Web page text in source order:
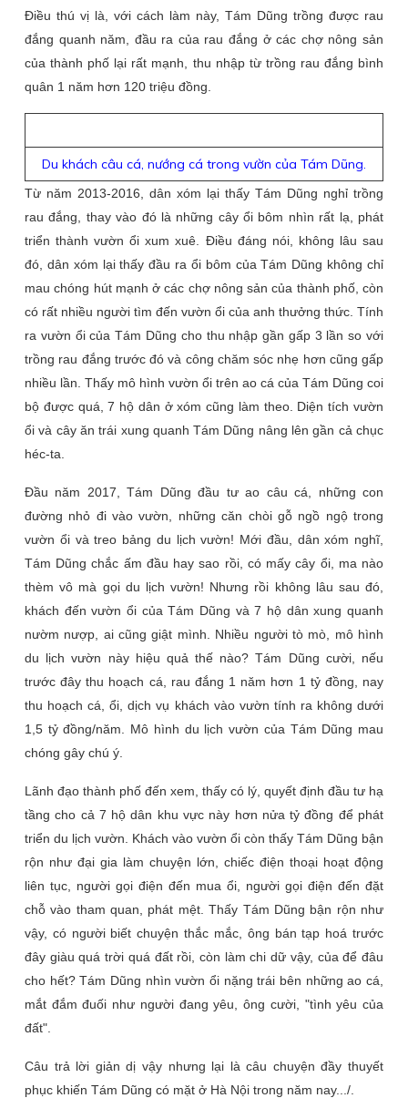
Điều thú vị là, với cách làm này, Tám Dũng trồng được rau
đắng quanh năm, đầu ra của rau đắng ở các chợ nông sản
của thành phố lại rất mạnh, thu nhập từ trồng rau đắng bình
quân 1 năm hơn 120 triệu đồng.
Du khách câu cá, nướng cá trong vườn của Tám Dũng.
Từ năm 2013-2016, dân xóm lại thấy Tám Dũng nghỉ trồng
rau đắng, thay vào đó là những cây ổi bôm nhìn rất lạ, phát
triển thành vườn ổi xum xuê. Điều đáng nói, không lâu sau
đó, dân xóm lại thấy đầu ra ổi bôm của Tám Dũng không chỉ
mau chóng hút mạnh ở các chợ nông sản của thành phố, còn
có rất nhiều người tìm đến vườn ổi của anh thưởng thức. Tính
ra vườn ổi của Tám Dũng cho thu nhập gần gấp 3 lần so với
trồng rau đắng trước đó và công chăm sóc nhẹ hơn cũng gấp
nhiều lần. Thấy mô hình vườn ổi trên ao cá của Tám Dũng coi
bộ được quá, 7 hộ dân ở xóm cũng làm theo. Diện tích vườn
ổi và cây ăn trái xung quanh Tám Dũng nâng lên gần cả chục
héc-ta.
Đầu năm 2017, Tám Dũng đầu tư ao câu cá, những con
đường nhỏ đi vào vườn, những căn chòi gỗ ngồ ngộ trong
vườn ổi và treo bảng du lịch vườn! Mới đầu, dân xóm nghĩ,
Tám Dũng chắc ấm đầu hay sao rồi, có mấy cây ổi, ma nào
thèm vô mà gọi du lịch vườn! Nhưng rồi không lâu sau đó,
khách đến vườn ổi của Tám Dũng và 7 hộ dân xung quanh
nườm nượp, ai cũng giật mình. Nhiều người tò mò, mô hình
du lịch vườn này hiệu quả thế nào? Tám Dũng cười, nếu
trước đây thu hoạch cá, rau đắng 1 năm hơn 1 tỷ đồng, nay
thu hoạch cá, ổi, dịch vụ khách vào vườn tính ra không dưới
1,5 tỷ đồng/năm. Mô hình du lịch vườn của Tám Dũng mau
chóng gây chú ý.
Lãnh đạo thành phố đến xem, thấy có lý, quyết định đầu tư hạ
tầng cho cả 7 hộ dân khu vực này hơn nửa tỷ đồng để phát
triển du lịch vườn. Khách vào vườn ổi còn thấy Tám Dũng bận
rộn như đại gia làm chuyện lớn, chiếc điện thoại hoạt động
liên tục, người gọi điện đến mua ổi, người gọi điện đến đặt
chỗ vào tham quan, phát mệt. Thấy Tám Dũng bận rộn như
vậy, có người biết chuyện thắc mắc, ông bán tạp hoá trước
đây giàu quá trời quá đất rồi, còn làm chi dữ vậy, của để đâu
cho hết? Tám Dũng nhìn vườn ổi nặng trái bên những ao cá,
mắt đắm đuối như người đang yêu, ông cười, "tình yêu của
đất".
Câu trả lời giản dị vậy nhưng lại là câu chuyện đầy thuyết
phục khiến Tám Dũng có mặt ở Hà Nội trong năm nay.../.